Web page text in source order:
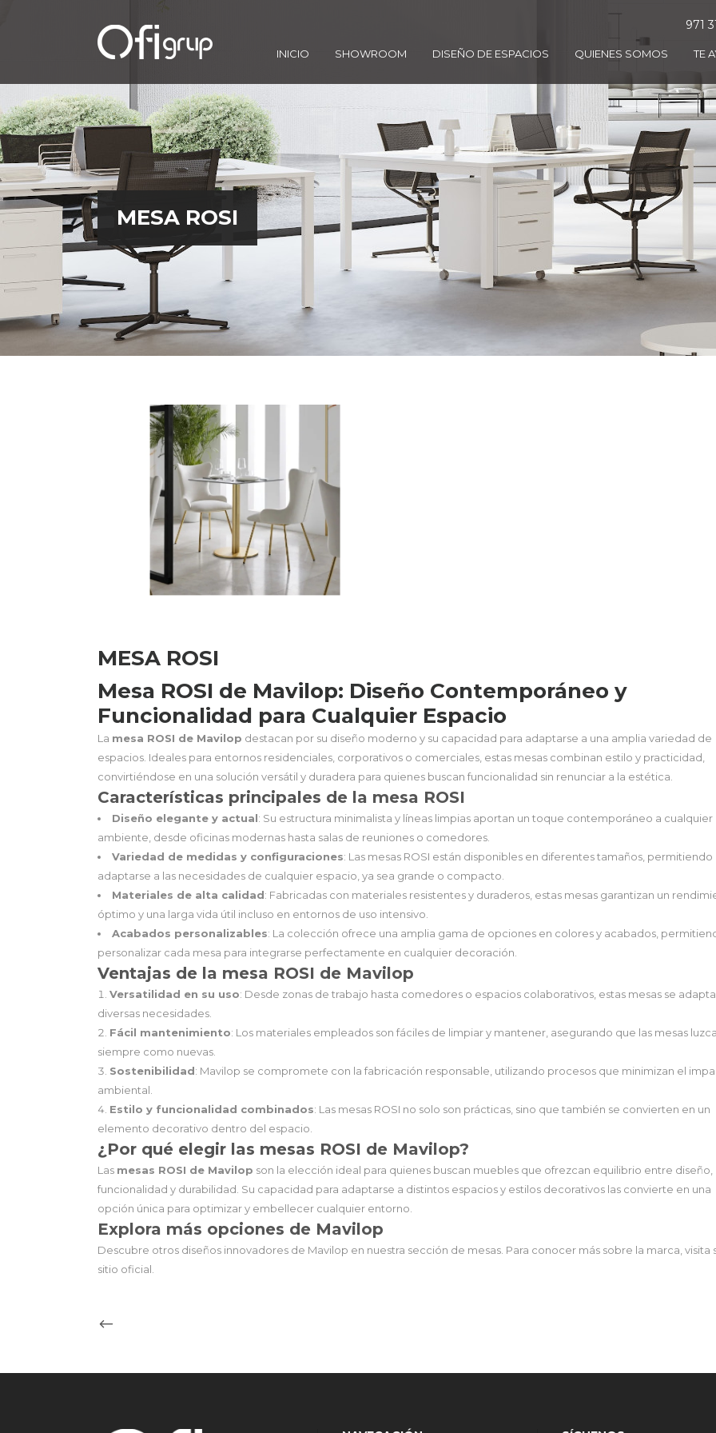
INICIO SHOWROOM DISEÑO DE ESPACIOS QUIENES SOMOS TE
971
MESA ROSI
MESA ROSI
Mesa ROSI de Mavilop: Diseño Contemporáneo y
Funcionalidad para Cualquier Espacio
La mesa ROSI de Mavilop destacan por su diseño moderno y su capacidad para adaptarse a una amplia variedad de
espacios. Ideales para entornos residenciales, corporativos o comerciales, estas mesas combinan estilo y practicidad,
convirtiéndose en una solución versátil y duradera para quienes buscan funcionalidad sin renunciar a la estética.
Características principales de la mesa ROSI
Diseño elegante y actual: Su estructura minimalista y líneas limpias aportan un toque contemporáneo a cualquier
ambiente, desde oficinas modernas hasta salas de reuniones o comedores.
Variedad de medidas y configuraciones: Las mesas ROSI están disponibles en diferentes tamaños, permitiendo
adaptarse a las necesidades de cualquier espacio, ya sea grande o compacto.
Materiales de alta calidad: Fabricadas con materiales resistentes y duraderos, estas mesas garantizan un
óptimo y una larga vida útil incluso en entornos de uso intensivo.
Acabados personalizables: La colección ofrece una amplia gama de opciones en colores y acabados,
personalizar cada mesa para integrarse perfectamente en cualquier decoración.
Ventajas de la mesa ROSI de Mavilop
Versatilidad en su uso: Desde zonas de trabajo hasta comedores o espacios colaborativos, estas mesas se
diversas necesidades.
Fácil mantenimiento: Los materiales empleados son fáciles de limpiar y mantener, asegurando que las mesas
siempre como nuevas.
Sostenibilidad: Mavilop se compromete con la fabricación responsable, utilizando procesos que minimizan el
ambiental.
Estilo y funcionalidad combinados: Las mesas ROSI no solo son prácticas, sino que también se convierten en un
elemento decorativo dentro del espacio.
¿Por qué elegir las mesas ROSI de Mavilop?
Las mesas ROSI de Mavilop son la elección ideal para quienes buscan muebles que ofrezcan equilibrio entre diseño,
funcionalidad y durabilidad. Su capacidad para adaptarse a distintos espacios y estilos decorativos las convierte en una
opción única para optimizar y embellecer cualquier entorno.
Explora más opciones de Mavilop
Descubre otros diseños innovadores de Mavilop en nuestra sección de mesas . Para conocer más sobre la marca, visita
sitio oficial